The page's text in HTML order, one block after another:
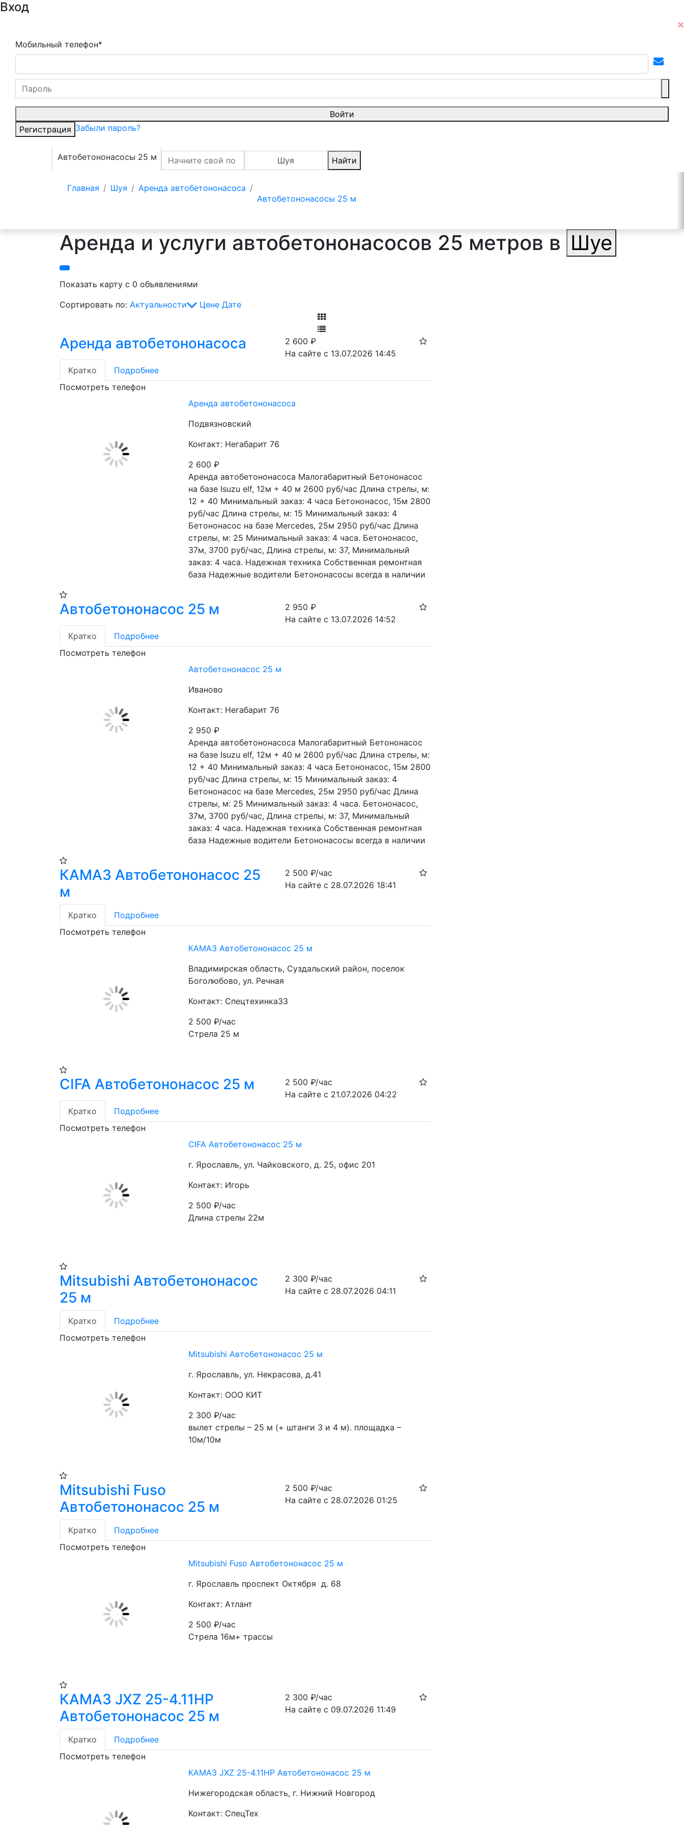
Вход
Мобильный телефон*
Войти
Регистрация Забыли пароль?
Автобетононасосы 25 м Шуя Найти
Главная Шуя
Аренда автобетононасоса
Автобетононасосы 25 м
Аренда и услуги автобетононасосов 25 метров в Шуе
Показать карту с 0 объявлениями
Сортировать по: Актуальности Цене Дате
Аренда автобетононасоса 2 600₽
На сайте с 13.07.2026 14:45
Кратко
Подробнее
Посмотреть телефон
Аренда автобетононасоса
Подвязновский
Контакт: Негабарит 76
2 600₽
Аренда автобетононасоса Малогабаритный Бетононасос
на базе Isuzu elf, 12м + 40 м 2600 руб/час Длина стрелы, м:
12 + 40 Минимальный заказ: 4 часа Бетононасос, 15м 2800
руб/час Длина стрелы, м: 15 Минимальный заказ: 4
Бетононасос на базе Mercedes, 25м 2950 руб/час Длина
стрелы, м: 25 Минимальный заказ: 4 часа. Бетононасос,
37м, 3700 руб/час, Длина стрелы, м: 37, Минимальный
заказ: 4 часа. Надежная техника Собственная ремонтная
база Надежные водители Бетононасосы всегда в наличии
Автобетононасос 25 м 2 950₽
На сайте с 13.07.2026 14:52
Кратко
Подробнее
Посмотреть телефон
Автобетононасос 25 м
Иваново
Контакт: Негабарит 76
2 950₽
Аренда автобетононасоса Малогабаритный Бетононасос
на базе Isuzu elf, 12м + 40 м 2600 руб/час Длина стрелы, м:
12 + 40 Минимальный заказ: 4 часа Бетононасос, 15м 2800
руб/час Длина стрелы, м: 15 Минимальный заказ: 4
Бетононасос на базе Mercedes, 25м 2950 руб/час Длина
стрелы, м: 25 Минимальный заказ: 4 часа. Бетононасос,
37м, 3700 руб/час, Длина стрелы, м: 37, Минимальный
заказ: 4 часа. Надежная техника Собственная ремонтная
база Надежные водители Бетононасосы всегда в наличии
КАМАЗ Автобетононасос 25
м
2 500₽/час
На сайте с 28.07.2026 18:41
Кратко
Подробнее
Посмотреть телефон
КАМАЗ Автобетононасос 25 м
Владимирская область, Суздальский район, поселок
Боголюбово, ул. Речная
Контакт: Спецтехинка33
2 500₽/час
Стрела 25 м
CIFA Автобетононасос 25 м 2 500₽/час
На сайте с 21.07.2026 04:22
Кратко
Подробнее
Посмотреть телефон
CIFA Автобетононасос 25 м
г. Ярославль, ул. Чайковского, д. 25, офис 201
Контакт: Игорь
2 500₽/час
Длина стрелы 22м
Mitsubishi Автобетононасос
25 м
2 300₽/час
На сайте с 28.07.2026 04:11
Кратко
Подробнее
Посмотреть телефон
Mitsubishi Автобетононасос 25 м
г. Ярославль, ул. Некрасова, д.41
Контакт: ООО КИТ
2 300₽/час
вылет стрелы – 25 м (+ штанги 3 и 4 м). площадка –
10м/10м
Mitsubishi Fuso
Автобетононасос 25 м
2 500₽/час
На сайте с 28.07.2026 01:25
Кратко
Подробнее
Посмотреть телефон
Mitsubishi Fuso Автобетононасос 25 м
г. Ярославль проспект Октября д. 68
Контакт: Атлант
2 500₽/час
Стрела 16м+ трассы
КАМАЗ JXZ 25-4.11HP
Автобетононасос 25 м
2 300₽/час
На сайте с 09.07.2026 11:49
Кратко
Подробнее
Посмотреть телефон
КАМАЗ JXZ 25-4.11HP Автобетононасос 25 м
Нижегородская область, г. Нижний Новгород
Контакт: СпецТех